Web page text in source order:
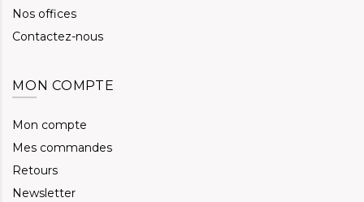
Nos offices
Contactez-nous
MON COMPTE
Mon compte
Mes commandes
Retours
Newsletter